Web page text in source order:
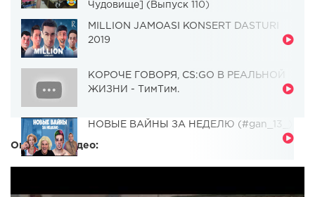
Чудовище] (Выпуск 110)
MILLION JAMOASI KONSERT DASTURI
2019
КОРОЧЕ ГОВОРЯ, CS:GO В РЕАЛЬНОЙ
ЖИЗНИ - ТимТим.
НОВЫЕ ВАЙНЫ ЗА НЕДЕЛЮ (#gan_13_)
Описание видео: